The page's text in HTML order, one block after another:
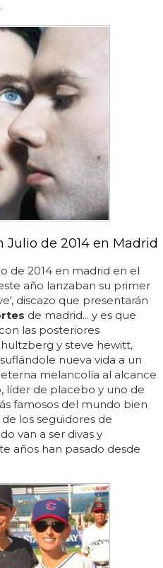
de 2014 en Madrid
de 2014 en madrid en el
este año lanzaban su primer
discazo que presentarán
de madrid... y es que
las posteriores
y steve hewitt,
nueva vida a un
melancolía al alcance
líder de placebo y uno de
famosos del mundo bien
los seguidores de
van a ser divas y
años han pasado desde